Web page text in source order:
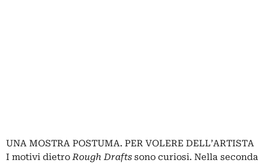
UNA MOSTRA POSTUMA. PER VOLERE DELL’ARTISTA
I motivi dietroRough Drafts sono curiosi. Nella seconda